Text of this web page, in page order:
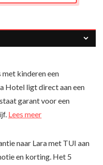
kinderen een
Hotel ligt direct aan een
garant voor een
Lees meer
naar Lara met TUI aan
en korting. Het 5